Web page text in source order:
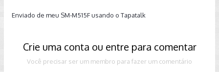
Enviado de meu SM-M515F usando o Tapatalk
Crie uma conta ou entre para comentar
Você precisar ser um membro para fazer um comentário